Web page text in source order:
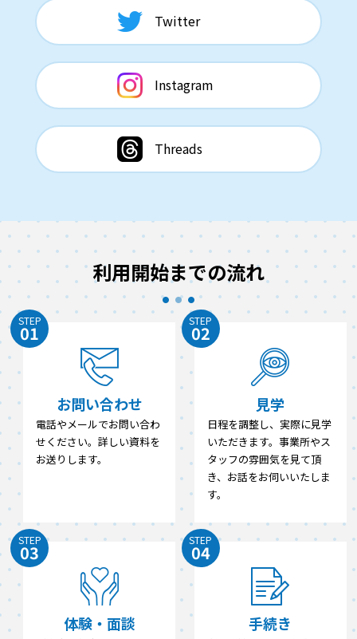
Twitter
Instagram
Threads
利用開始までの流れ
STEP
01
お問い合わせ
電話やメールでお問い合わ
せください。詳しい資料を
お送りします。
STEP
02
見学
日程を調整し、実際に見学
いただきます。事業所やス
タッフの雰囲気を見て頂
き、お話をお伺いいたしま
す。
STEP
03
体験・面談
STEP
04
手続き